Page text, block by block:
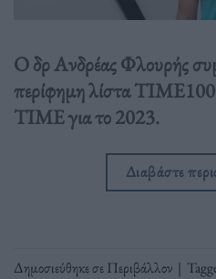
Ο δρ Ανδρέας Φλουρής
περίφημη λίστα TIME100
TIME για το 2023.
Διαβάστε
Δημοσιεύθηκε σεΠεριβάλλον |